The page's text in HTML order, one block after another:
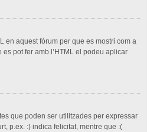
en aquest fòrum per que es mostri com a
pot fer amb l’HTML el podeu aplicar
que poden ser utilitzades per expressar
p.ex. :) indica felicitat, mentre que :(